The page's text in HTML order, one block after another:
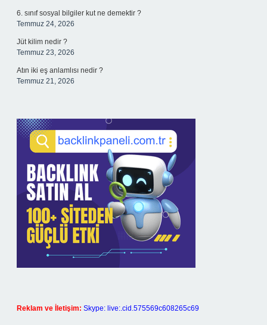
6. sınıf sosyal bilgiler kut ne demektir ?
Temmuz 24, 2026
Jüt kilim nedir ?
Temmuz 23, 2026
Atın iki eş anlamlısı nedir ?
Temmuz 21, 2026
Reklam ve İletişim: Skype: live:.cid.575569c608265c69